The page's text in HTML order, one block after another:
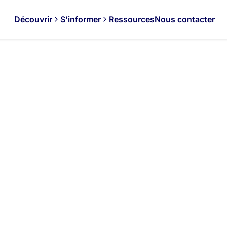
Découvrir S'informer RessourcesNous contacter